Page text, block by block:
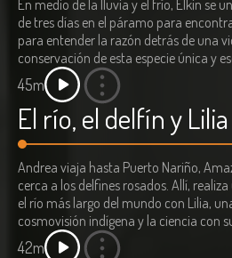
En medio de la lluvia y el frío, Elkin se
de tres días en el páramo para
para entender la razón detrás de una
conservación de esta especie única y
45m
El río, el delfín y Lilia
Andrea viaja hasta Puerto Nariño,
cerca a los delfines rosados. Allí,
el río más largo del mundo con Lilia,
cosmovisión indígena y la ciencia con
42m